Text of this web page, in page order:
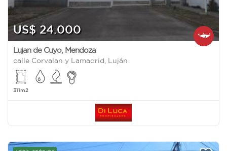
US$ 24.000
Lujan de Cuyo, Mendoza
calle Corvalan y Lamadrid, Luján
311m2